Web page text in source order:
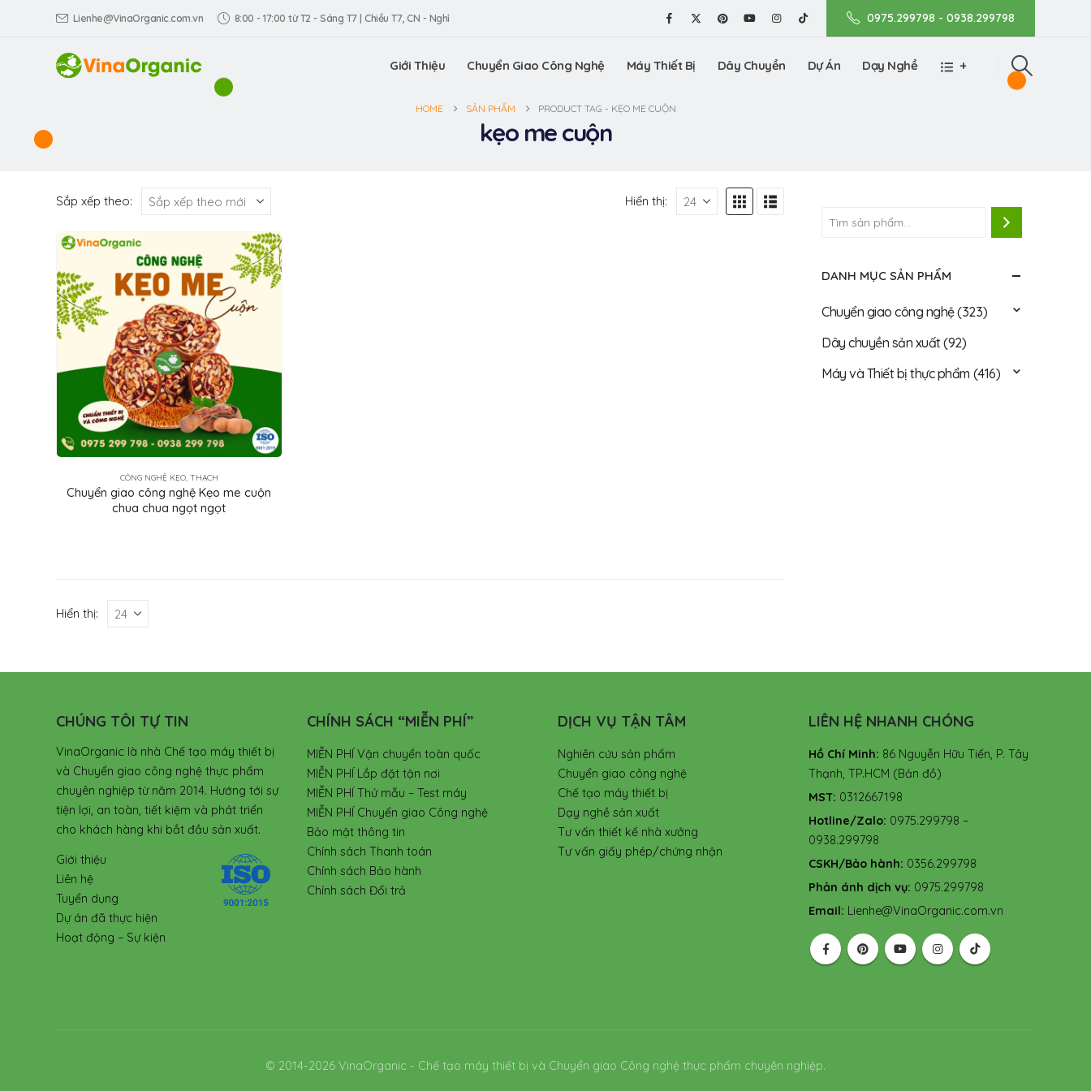
Lienhe@VinaOrganic.com.vn 8:00 - 17:00 từ T2 - Sáng T7 | Chiều T7, CN - Nghỉ 0975.299798 - 0938.299798
Giới Thiệu Chuyển Giao Công Nghệ Máy Thiết Bị Dây Chuyền Dự Án Dạy Nghề +
HOME SẢN PHẨM PRODUCT TAG - KẸO ME CUỘN
kẹo me cuộn
Sắp xếp theo: Hiển thị:
CÔNG NGHỆ KẸO, THẠCH
Chuyển giao công nghệ Kẹo me cuộn
chua chua ngọt ngọt
Hiển thị:
DANH MỤC SẢN PHẨM
Chuyển giao công nghệ(323)
Dây chuyền sản xuất(92)
Máy và Thiết bị thực phẩm (416)
CHÚNG TÔI TỰ TIN
VinaOrganic là nhà Chế tạo máy thiết bị
và Chuyển giao công nghệ thực phẩm
chuyên nghiệp từ năm 2014. Hướng tới sự
tiện lợi, an toàn, tiết kiệm và phát triển
cho khách hàng khi bắt đầu sản xuất.
Giới thiệu
Liên hệ
Tuyển dụng
Dự án đã thực hiện
Hoạt động – Sự kiện
CHÍNH SÁCH “MIỄN PHÍ”
MIỄN PHÍ Vận chuyển toàn quốc
MIỄN PHÍ Lắp đặt tận nơi
MIỄN PHÍ Thử mẫu – Test máy
MIỄN PHÍ Chuyển giao Công nghệ
Bảo mật thông tin
Chính sách Thanh toán
Chính sách Bảo hành
Chính sách Đổi trả
DỊCH VỤ TẬN TÂM
Nghiên cứu sản phẩm
Chuyển giao công nghệ
Chế tạo máy thiết bị
Dạy nghề sản xuất
Tư vấn thiết kế nhà xưởng
Tư vấn giấy phép/chứng nhận
LIÊN HỆ NHANH CHÓNG
Hồ Chí Minh: 86 Nguyễn Hữu Tiến, P. Tây
Thạnh, TP.HCM (Bản đồ)
MST: 0312667198
Hotline/Zalo: 0975.299798 –
0938.299798
CSKH/Bảo hành: 0356.299798
Phản ánh dịch vụ: 0975.299798
Email: Lienhe@VinaOrganic.com.vn
© 2014-2026 VinaOrganic - Chế tạo máy thiết bị và Chuyển giao Công nghệ thực phẩm chuyên nghiệp.